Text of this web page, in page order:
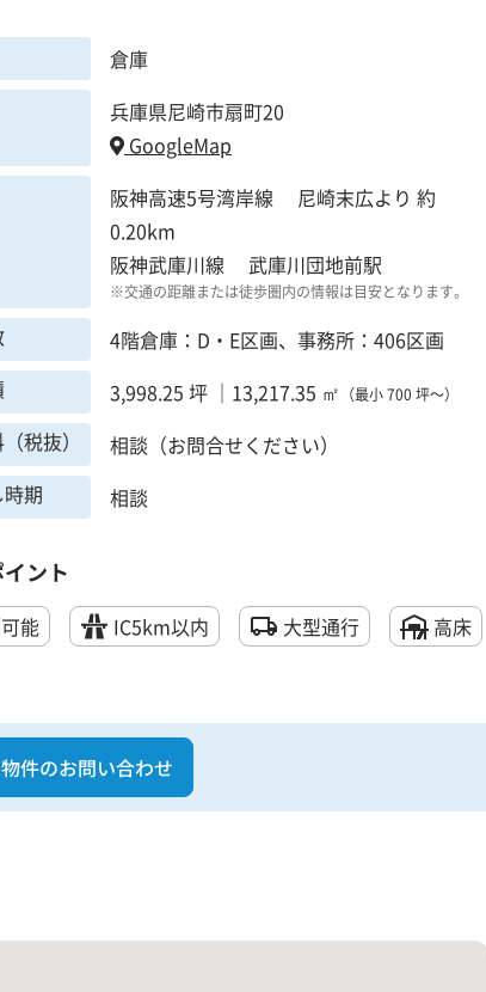
倉庫
兵庫県尼崎市扇町20
GoogleMap
阪神高速5号湾岸線 尼崎末広より 約
0.20km
阪神武庫川線 武庫川団地前駅
※交通の距離または徒歩圏内の情報は目安となります。
4階倉庫：D・E区画、事務所：406区画
3,998.25 坪 ｜13,217.35 ㎡ （最小 700 坪～）
税抜）
相談（お問合せください）
期
相談
ント
能 IC5km以内 大型通行 高床
件のお問い合わせ